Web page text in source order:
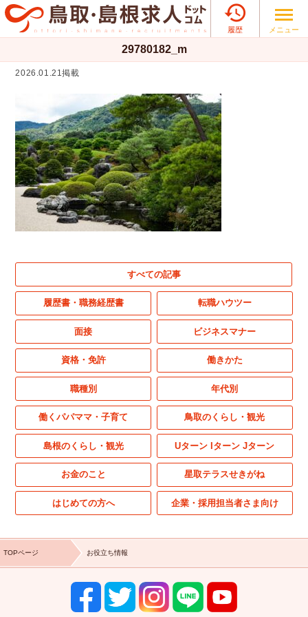

履歴 メニュー
29780182_m
2026.01.21掲載
すべての記事
履歴書・職務経歴書 転職ハウツー
面接 ビジネスマナー
資格・免許 働きかた
職種別 年代別
働くパパママ・子育て 鳥取のくらし・観光
島根のくらし・観光 Uターン Iターン Jターン
お金のこと 星取テラスせきがね
はじめての方へ 企業・採用担当者さま向け
TOPページ お役立ち情報